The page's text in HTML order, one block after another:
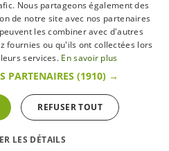
générales
Mentions légales
FAQ Recrutement
marché et protection du consommateur » du
dispose d’un droit de
FRENCH
DUTCH
Nous partageons également des
de notre site avec nos partenaires
les combiner avec d'autres
fournies ou qu'ils ont collectées lors
services. En savoir plus
PARTENAIRES (1910) →
REFUSER TOUT
LES DÉTAILS